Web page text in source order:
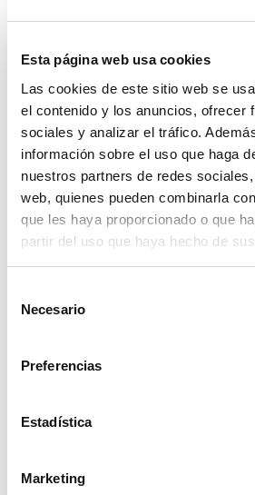
Esta página web usa cookies
Las cookies de este sitio web se
el contenido y los anuncios, ofrecer
sociales y analizar el tráfico.
información sobre el uso que haga
nuestros partners de redes
web, quienes pueden combinarla
que les haya proporcionado o que
partir del uso que haya hecho de
Necesario
Preferencias
Estadística
Marketing
19:30 h.Infantil Masculino.
19:30 h.Alevín Femenino.
Castilla León
A continuación, la plantilla y el
completo de partidos de esta
para las seis selecciones de la